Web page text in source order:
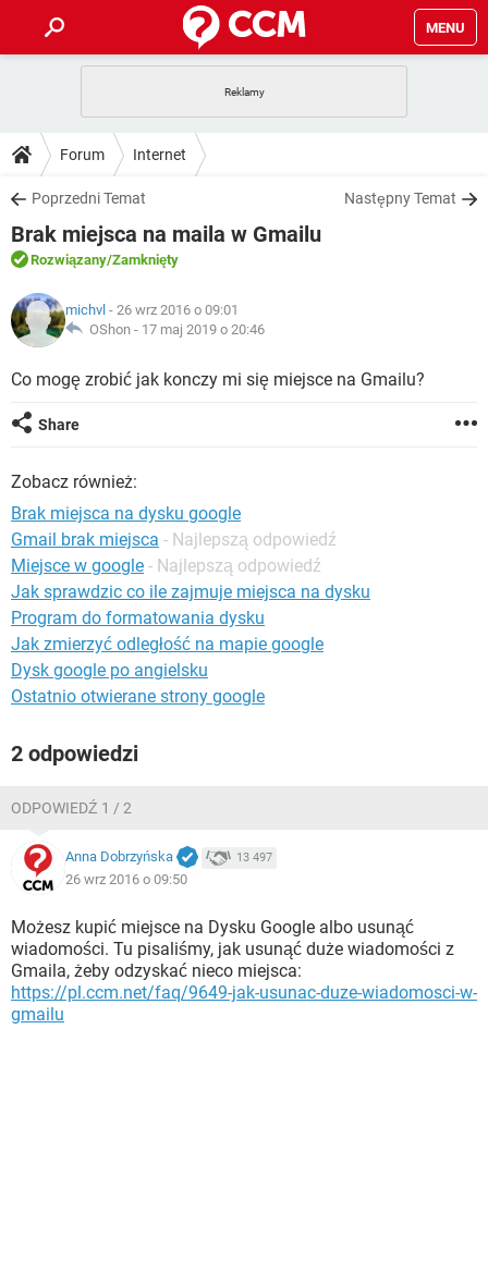
MENU
GRY
SPOTIFY
INSTAGRAM FACEBOOK
WINDOWS 10
PORADY
PlayStation
SPOTIFY
INSTAGRAM
WINDOWS 10
DO POBRANIA
ANDROID TIKTOK
GRY
IOS
INSTAGRAM
WINDOWS 10
FORUM
COVID-19
GRY WHATSAPP
ARTYKUŁY
COVID-19
GRY WHATSAPP
SPOTIFY
Forum Internet
Poprzedni Temat Następny Temat
Brak miejsca na maila w Gmailu
Rozwiązany/Zamknięty
michvl - 26 wrz 2016 o 09:01
OShon - 17 maj 2019 o 20:46
Co mogę zrobić jak konczy mi się miejsce na Gmailu?
Share
Zobacz również:
Brak miejsca na dysku google
Gmail brak miejsca - Najlepszą odpowiedź
Miejsce w google - Najlepszą odpowiedź
Jak sprawdzic co ile zajmuje miejsca na dysku
Program do formatowania dysku
Jak zmierzyć odległość na mapie google
Dysk google po angielsku
Ostatnio otwierane strony google
2 odpowiedzi
ODPOWIEDŹ 1 / 2
Anna Dobrzyńska 13 497
26 wrz 2016 o 09:50
Możesz kupić miejsce na Dysku Google albo usunąć
wiadomości. Tu pisaliśmy, jak usunąć duże wiadomości z
Gmaila, żeby odzyskać nieco miejsca:
https://pl.ccm.net/faq/9649-jak-usunac-duze-wiadomosci-w-
gmailu